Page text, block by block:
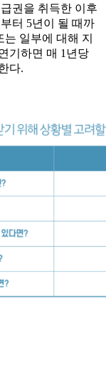
권을 취득한 이후
터 5년이 될 때까
일부에 대해 지
기하면 매 1년당
다.